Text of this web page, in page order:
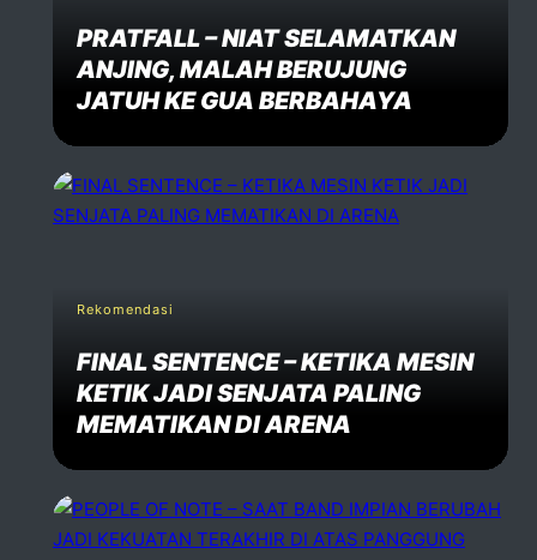
PRATFALL – NIAT SELAMATKAN
ANJING, MALAH BERUJUNG
JATUH KE GUA BERBAHAYA
Rekomendasi
FINAL SENTENCE – KETIKA MESIN
KETIK JADI SENJATA PALING
MEMATIKAN DI ARENA